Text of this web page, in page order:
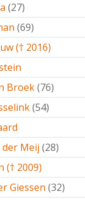
(27)
(69)
(† 2016)
Broek(76)
(54)
Meij (28)
(† 2009)
Giessen (32)